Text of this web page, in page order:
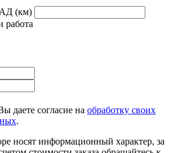
(км)
работа
даете согласие на обработку своих
.
носят информационный характер, за